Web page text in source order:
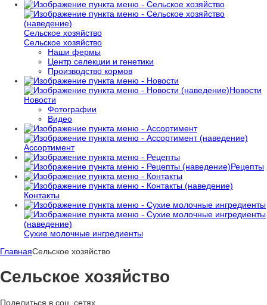
Сельское хозяйство
Сельское хозяйство
Наши фермы
Центр селекции и генетики
Производство кормов
Новости
Новости
Фотографии
Видео
Ассортимент
Рецепты
Контакты
Сухие молочные ингредиенты
ГлавнаяСельское хозяйство
Сельское хозяйство
Поделиться в соц. сетях